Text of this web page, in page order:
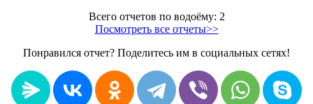
Всего отчетов по водоёму: 2
Посмотреть все отчеты>>
Понравился отчет? Поделитесь им в социальных сетях!